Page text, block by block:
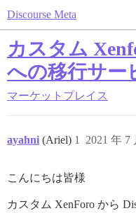
Discourse Meta
カスタム
への移行サー
マーケットプレイス
ayahni (Ariel) 2021 年 7
1
こんにちは皆様
カスタム XenForo から